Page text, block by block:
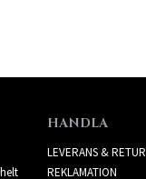
HANDLA
LEVERANS & RETUR
REKLAMATION